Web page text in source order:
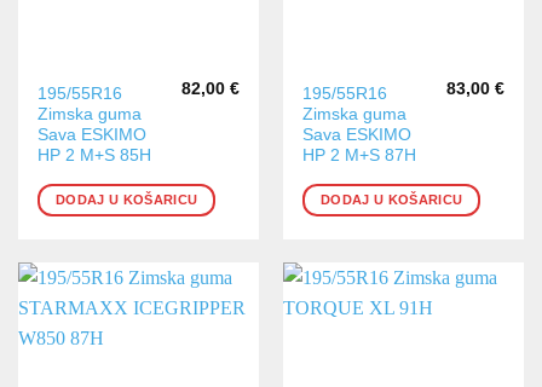
195/55R16
Zimska guma
Sava ESKIMO
HP 2 M+S 85H
82,00 €
DODAJ U KOŠARICU
195/55R16
Zimska guma
Sava ESKIMO
HP 2 M+S 87H
83,00 €
DODAJ U KOŠARICU